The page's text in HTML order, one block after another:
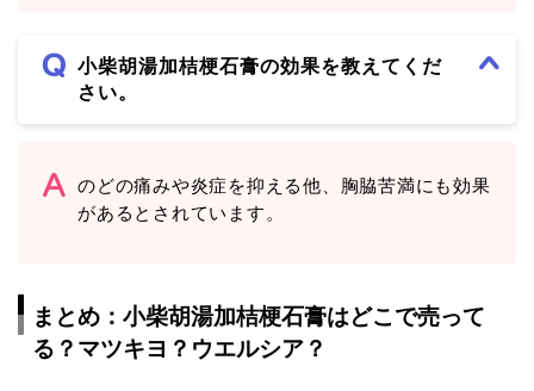
小柴胡湯加桔梗石膏の効果を教えてくだ
さい。
のどの痛みや炎症を抑える他、胸脇苦満にも効果
があるとされています。
まとめ：小柴胡湯加桔梗石膏はどこで売って
る？マツキヨ？ウエルシア？